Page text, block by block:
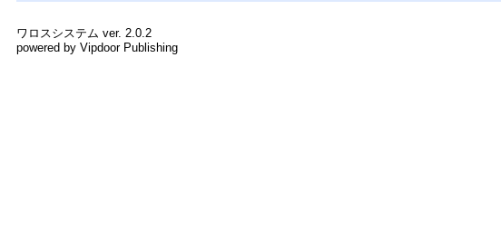
ワロスシステム ver. 2.0.2
powered by Vipdoor Publishing